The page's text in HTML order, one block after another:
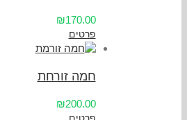
₪170.00
פרטים
חמה זורחת
₪200.00